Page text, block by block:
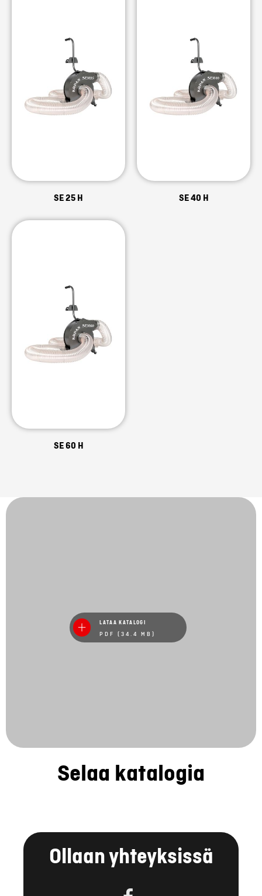
SE 25 H SE 40 H
SE 60 H
LATAA KATALOGI
PDF (34.4 MB)
Selaa katalogia
Ollaan yhteyksissä